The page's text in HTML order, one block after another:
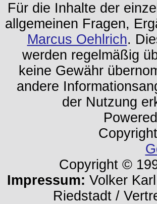
Für die Inhalte der
allgemeinen Fragen,
Marcus Oehlrich.
werden regelmäßig
keine Gewähr
andere
der Nutzung
Copyright ©
Impressum: Volker
Riedstadt /